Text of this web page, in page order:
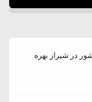
در شیراز بهره